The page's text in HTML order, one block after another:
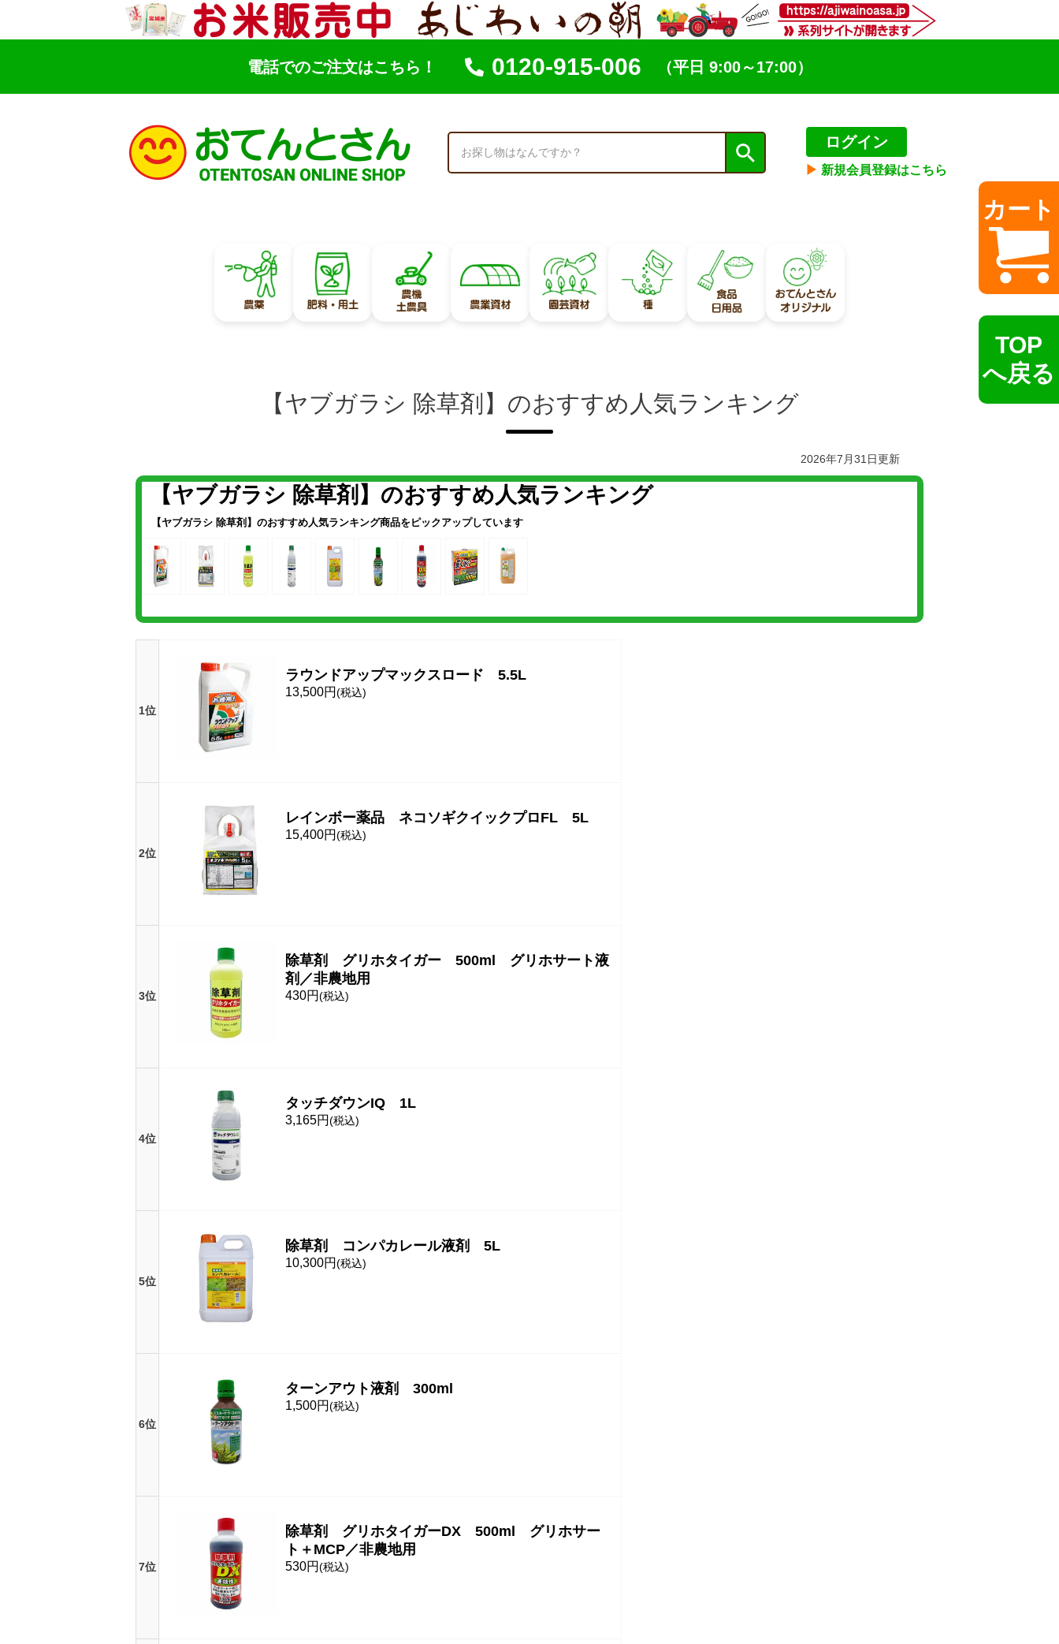
電話でのご注文はこちら！ 0120-915-006 （平日 9:00～17:00）
検索
ログイン
▶︎ 新規会員登録はこちら
カート
TOP
へ戻る
【ヤブガラシ 除草剤】のおすすめ人気ランキング
2026年7月31日更新
【ヤブガラシ 除草剤】のおすすめ人気ランキング
【ヤブガラシ 除草剤】のおすすめ人気ランキング商品をピックアップしています
1位
ラウンドアップマックスロード 5.5L
13,500円(税込)
2位
レインボー薬品 ネコソギクイックプロFL 5L
15,400円(税込)
3位
除草剤 グリホタイガー 500ml グリホサート液
剤／非農地用
430円(税込)
4位
タッチダウンIQ 1L
3,165円(税込)
5位
除草剤 コンパカレール液剤 5L
10,300円(税込)
6位
ターンアウト液剤 300ml
1,500円(税込)
7位
除草剤 グリホタイガーDX 500ml グリホサー
ト＋MCP／非農地用
530円(税込)